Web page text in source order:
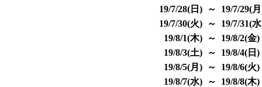
19/7/28(日) ～ 19/7/29(
19/7/30(火) ～ 19/7/31(
19/8/1(木) ～ 19/8/2(
19/8/3(土) ～ 19/8/4(
19/8/5(月) ～ 19/8/6(
19/8/7(水) ～ 19/8/8(